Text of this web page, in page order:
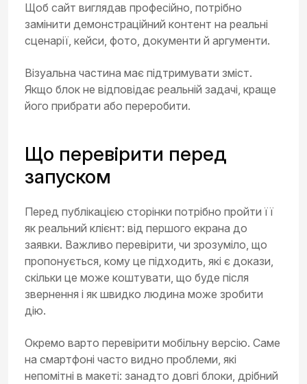
Щоб сайт виглядав професійно, потрібно
замінити демонстраційний контент на реальні
сценарії, кейси, фото, документи й аргументи.
Візуальна частина має підтримувати зміст.
Якщо блок не відповідає реальній задачі, краще
його прибрати або переробити.
Що перевірити перед
запуском
Перед публікацією сторінки потрібно пройти її
як реальний клієнт: від першого екрана до
заявки. Важливо перевірити, чи зрозуміло, що
пропонується, кому це підходить, які є докази,
скільки це може коштувати, що буде після
звернення і як швидко людина може зробити
дію.
Окремо варто перевірити мобільну версію. Саме
на смартфоні часто видно проблеми, які
непомітні в макеті: занадто довгі блоки, дрібний